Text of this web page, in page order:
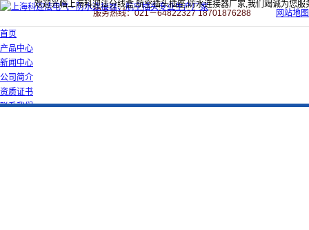
欢迎光临上海科迎法分线盒,航空插头插座,防水连接器厂家,我们竭诚为您服
服务热线：021－64822327 18701876288
网站地图
首页
产品中心
新闻中心
公司简介
资质证书
联系我们